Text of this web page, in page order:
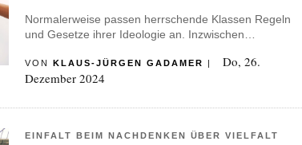
Normalerweise passen herrschende Klassen Regeln
und Gesetze ihrer Ideologie an. Inzwischen…
VON KLAUS-JÜRGEN GADAMER |
Do, 26.
Dezember 2024
EINFALT BEIM NACHDENKEN ÜBER VIELFALT